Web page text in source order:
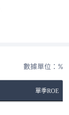
數據單位：%
單季ROE